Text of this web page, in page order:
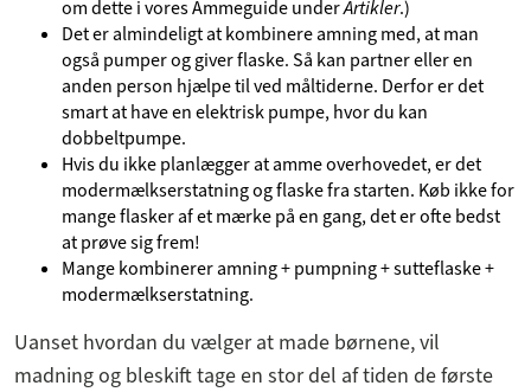
om dette i vores Ammeguide underArtikler.)
Det er almindeligt at kombinere amning med, at man
også pumper og giver flaske. Så kan partner eller en
anden person hjælpe til ved måltiderne. Derfor er det
smart at have en elektrisk pumpe, hvor du kan
dobbeltpumpe.
Hvis du ikke planlægger at amme overhovedet, er det
modermælkserstatning og flaske fra starten. Køb ikke for
mange flasker af et mærke på en gang, det er ofte bedst
at prøve sig frem!
Mange kombinerer amning + pumpning + sutteflaske +
modermælkserstatning.
Uanset hvordan du vælger at made børnene, vil
madning og bleskift tage en stor del af tiden de første